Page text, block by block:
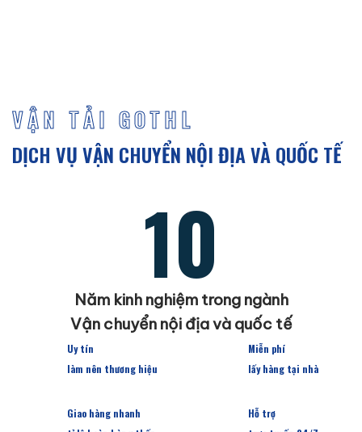
VẬN TẢI GOTHL
DỊCH VỤ VẬN CHUYỂN NỘI ĐỊA VÀ QUỐC TẾ
10
Năm kinh nghiệm trong ngành
Vận chuyển nội địa và quốc tế
Uy tín
làm nên thương hiệu
Miễn phí
lấy hàng tại nhà
Giao hàng nhanh
Hỗ trợ